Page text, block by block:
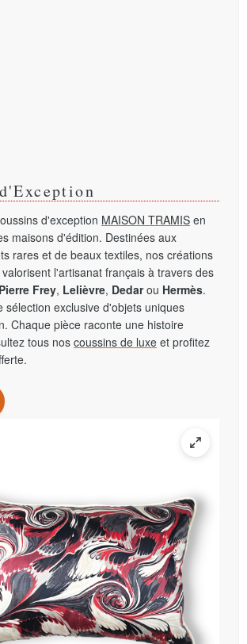
d'exception MAISON TRAMIS en
maisons d'édition. Destinées aux
rares et de beaux textiles, nos créations
l'artisanat français à travers des
Pierre Frey, Lelièvre, Dedarou Hermès.
sélection exclusive d'objets uniques
Chaque pièce raconte une histoire
tous nos coussins de luxe et profitez